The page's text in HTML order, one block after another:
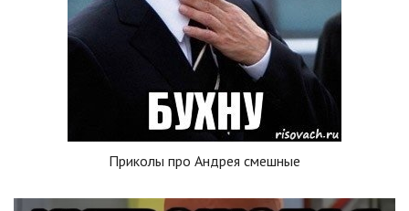
Приколы про Андрея смешные